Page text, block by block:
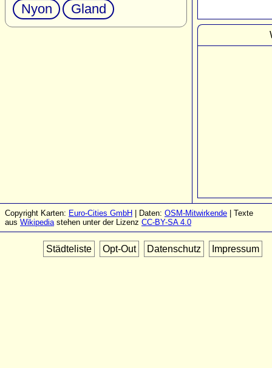
Nyon
Gland
Copyright Karten: Euro-Cities GmbH | Daten: OSM-Mitwirkende | Texte
aus Wikipediastehen unter der Lizenz CC-BY-SA 4.0
Städteliste Opt-Out Datenschutz Impressum